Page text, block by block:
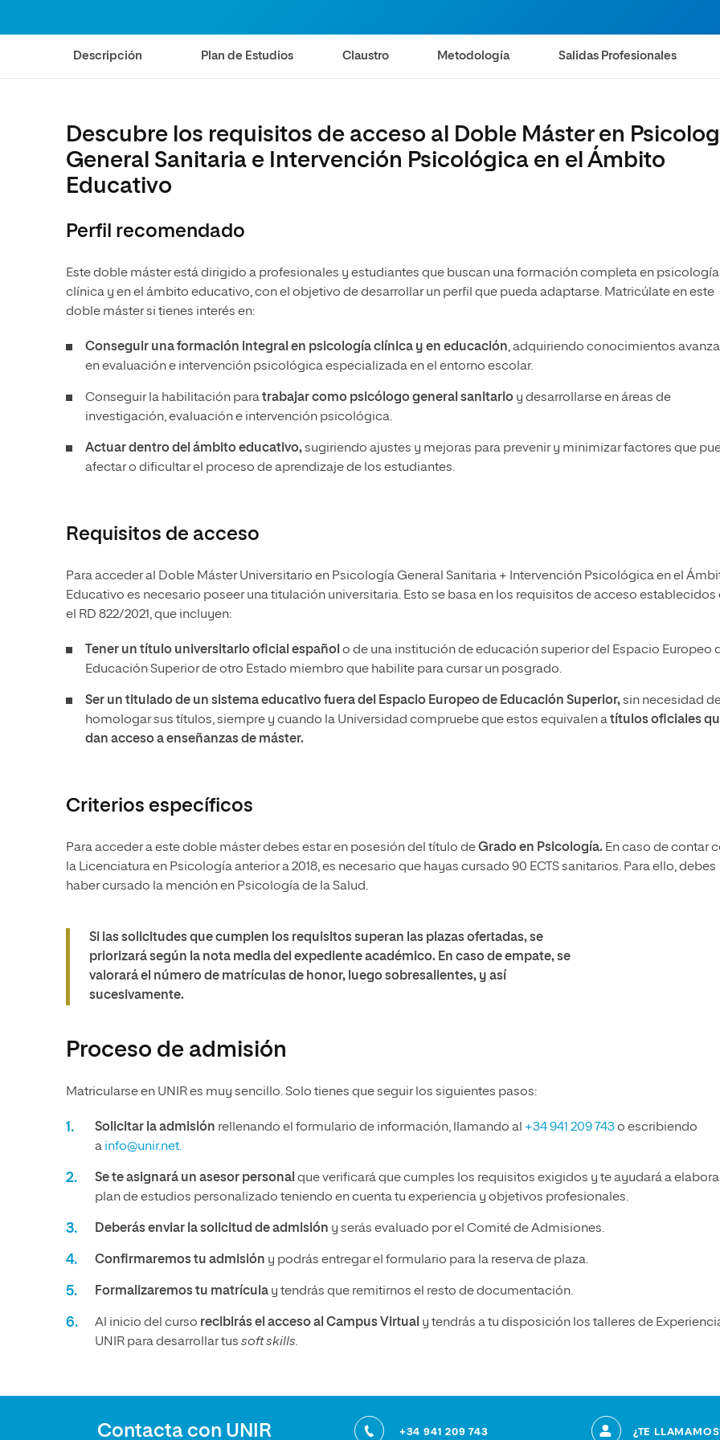
Internacionales
mayores
Ciencias de la Salud
Ciencias Sociales
Música
Diseño
Ciencias de la Salud
Artes
Música
Internacional
Normas de Organización y
Funcionamiento
Descripción Plan de Estudios Claustro Metodología Salidas Profesionales
Descubre los requisitos de acceso al Doble Máster en
General Sanitaria e Intervención Psicológica en el Ámbito
Educativo
Perfil recomendado
Este doble máster está dirigido a profesionales y estudiantes que buscan una formación completa en psicología
clínica y en el ámbito educativo, con el objetivo de desarrollar un perfil que pueda adaptarse. Matricúlate en este
doble máster si tienes interés en:
Conseguir unaformación integral en psicología clínica y en educación, adquiriendo conocimientos
en evaluación e intervención psicológica especializada en el entorno escolar.
Conseguir la habilitación paratrabajar como psicólogo general sanitario y desarrollarse en áreas de
investigación, evaluación e intervención psicológica.
Actuar dentro del ámbito educativo,sugiriendo ajustes y mejoras para prevenir y minimizar factores que
afectar o dificultar el proceso de aprendizaje de los estudiantes.
Requisitos de acceso
Para acceder al Doble Máster Universitario en Psicología General Sanitaria + Intervención Psicológica en el
Educativo es necesario poseer una titulación universitaria. Esto se basa en los requisitos de acceso establecidos
el RD 822/2021, que incluyen:
Tener un título universitario oficial español o de una institución de educación superior del Espacio Europeo
Educación Superior de otro Estado miembro que habilite para cursar un posgrado.
Ser un titulado de un sistema educativo fuera del Espacio Europeo de Educación Superior,sin necesidad
homologar sus títulos, siempre y cuando la Universidad compruebe que estos equivalen atítulos oficiales
dan acceso a enseñanzas de máster.
Criterios específicos
Para acceder a este doble máster debes estar en posesión del título deGrado en Psicología. En caso de contar
la Licenciatura en Psicología anterior a 2018, es necesario que hayas cursado 90 ECTS sanitarios. Para ello, debes
haber cursado la mención en Psicología de la Salud.
Si las solicitudes que cumplen los requisitos superan las plazas ofertadas, se
priorizará según la nota media del expediente académico. En caso de empate, se
valorará el número de matrículas de honor, luego sobresalientes, y así
sucesivamente.
Proceso de admisión
Matricularse en UNIR es muy sencillo. Solo tienes que seguir los siguientes pasos:
Solicitar la admisión rellenando el formulario de información, llamando al +34 941 209 743o escribiendo
a info@unir.net.
Se te asignará un asesor personal que verificará que cumples los requisitos exigidos y te ayudará a
plan de estudios personalizado teniendo en cuenta tu experiencia y objetivos profesionales.
Deberás enviar la solicitud de admisión y serás evaluado por el Comité de Admisiones.
Confirmaremos tu admisión y podrás entregar el formulario para la reserva de plaza.
Formalizaremos tu matrícula y tendrás que remitirnos el resto de documentación.
Al inicio del curso recibirás el acceso al Campus Virtual y tendrás a tu disposición los talleres de
UNIR para desarrollar tus soft skills.
Contacta con UNIR +34 941 209 743 ¿TE